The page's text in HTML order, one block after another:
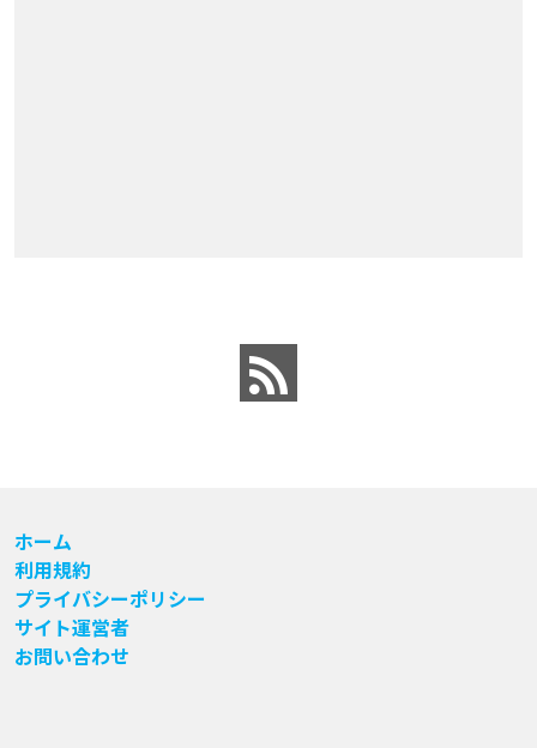
ホーム
利用規約
プライバシーポリシー
サイト運営者
お問い合わせ